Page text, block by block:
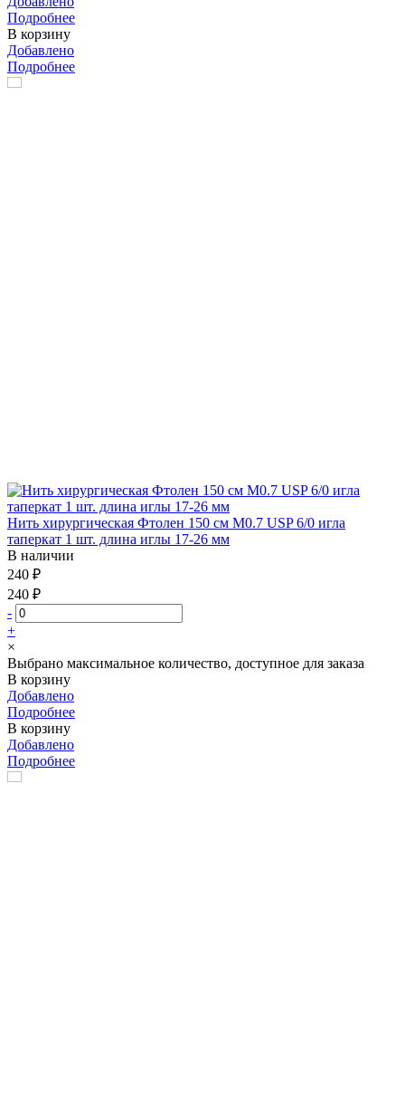
Подробнее
В корзину
Добавлено
Подробнее
Нить хирургическая Фтолен 150 см М0.7 USP 6/0 игла
таперкат 1 шт. длина иглы 17-26 мм
В наличии
240 ₽
240 ₽
-
+
×
Выбрано максимальное количество, доступное для заказа
В корзину
Добавлено
Подробнее
В корзину
Добавлено
Подробнее